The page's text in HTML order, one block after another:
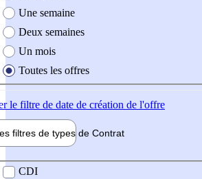
Une semaine
Deux semaines
Un mois
Toutes les offres
le filtre de date de création de l'offre
filtres de types de Contrat
contrat
CDI